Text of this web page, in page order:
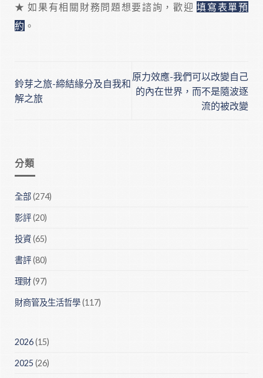
★ 如果有相關財務問題想要諮詢，歡迎填寫表單預
約 。
鈴芽之旅-締結緣分及自我和
解之旅
原力效應-我們可以改變自己
的內在世界，而不是隨波逐
流的被改變
分類
全部(274)
影評(20)
投資(65)
書評(80)
理財(97)
財商管及生活哲學(117)
2026(15)
2025 (26)